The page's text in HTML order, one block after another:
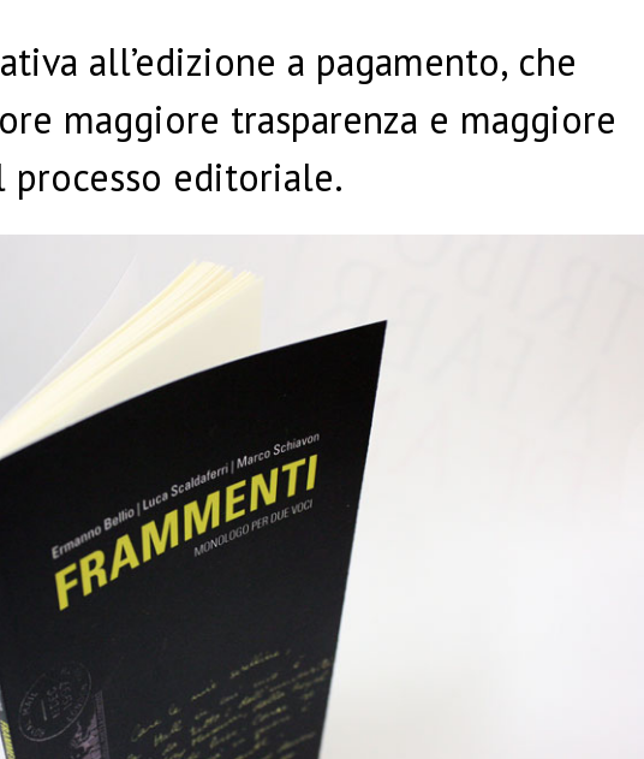
all’edizione a pagamento, che
maggiore trasparenza e maggiore
processo editoriale.